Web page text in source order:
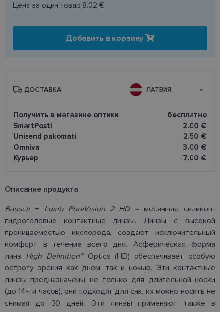
Oписание продукта
Bausch + Lomb PureVision 2 HD– месячные силикон-
гидрогелевые контактные линзы. Линзы с высокой
проницаемостью кислорода, создают исключительный
комфорт в течение всего дня. Асферическая форма
линз High Definition™Optics (HD) обеспечивает особую
остроту зрения как днем, так и ночью. Эти контактные
линзы предназначены не только для длительной носки
(до 14-ти часов), они подходят для сна, их можно носить не
снимая до 30 дней. Эти линзы применяют также в
Цена за один товар 8.02 €
Добавить в корзину
ДОСТАВКА ЛАТВИЯ
Получить в магазине оптики
бесплатно
SmartPosti
2.00 €
Unisend pakomāti
2.50 €
Omniva
3.00 €
Курьер
7.00 €